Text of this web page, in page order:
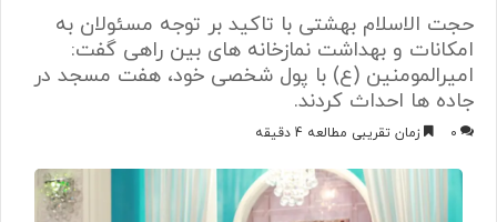
حجت الاسلام بهشتی با تاکید بر توجه مسئولان به
امکانات و بهداشت نمازخانه های بین راهی گفت:
امیرالمومنین (ع) با پول شخصی خود، هفت مسجد در
جاده ها احداث کردند.
0 زمان تقریبی مطالعه 4 دقیقه